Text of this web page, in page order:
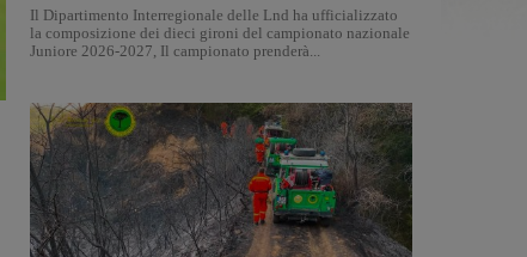
Il Dipartimento Interregionale delle Lnd ha ufficializzato
la composizione dei dieci gironi del campionato nazionale
Juniore 2026-2027, Il campionato prenderà...